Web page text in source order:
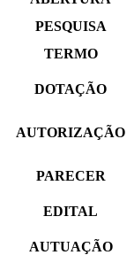
PESQUISA
TERMO
DOTAÇÃO
AUTORIZAÇÃO
PARECER
EDITAL
AUTUAÇÃO